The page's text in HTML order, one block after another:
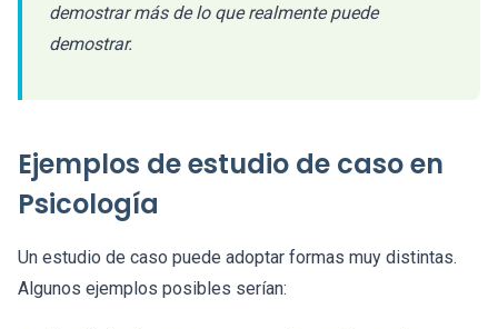
demostrar más de lo que realmente puede
demostrar.
Ejemplos de estudio de caso en
Psicología
Un estudio de caso puede adoptar formas muy distintas.
Algunos ejemplos posibles serían: